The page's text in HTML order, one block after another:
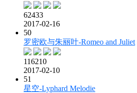
62433
2017-02-16
50
罗密欧与朱丽叶-Romeo and Juliet
116210
2017-02-10
51
星空-Lyphard Melodie